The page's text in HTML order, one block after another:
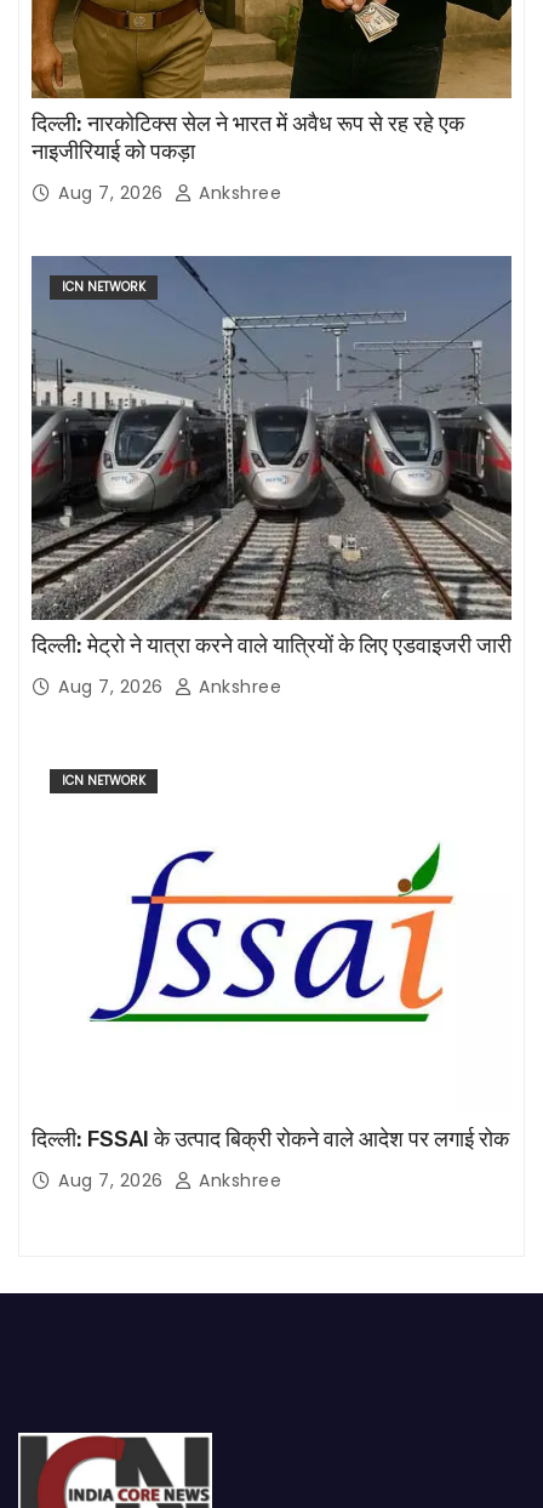
दिल्ली: नारकोटिक्स सेल ने भारत में अवैध रूप से रह रहे एक
नाइजीरियाई को पकड़ा
Aug 7, 2026 Ankshree
ICN NETWORK
दिल्ली: मेट्रो ने यात्रा करने वाले यात्रियों के लिए एडवाइजरी जारी
Aug 7, 2026 Ankshree
ICN NETWORK
दिल्ली: FSSAI के उत्पाद बिक्री रोकने वाले आदेश पर लगाई रोक
Aug 7, 2026 Ankshree